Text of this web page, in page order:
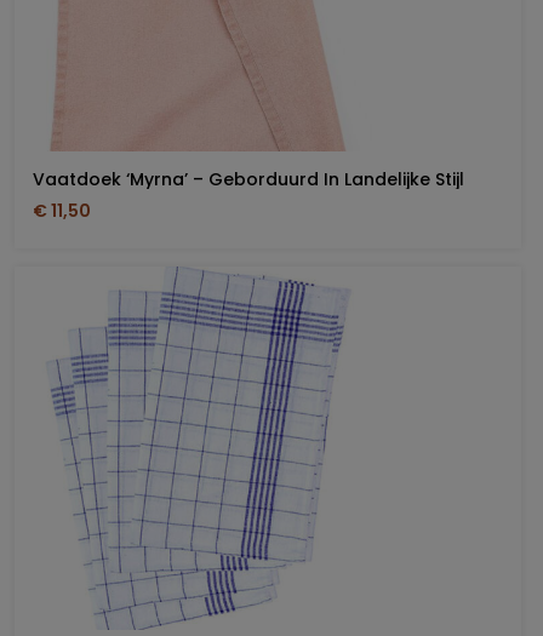
Vaatdoek ‘Myrna’ – Geborduurd In Landelijke Stijl
€ 11,50